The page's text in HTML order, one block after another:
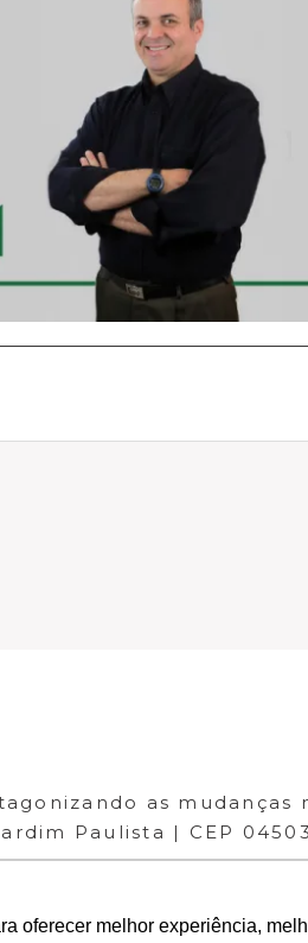
oferecer melhor experiência,
as mudanças
Paulista | CEP
(11) 3061-1133